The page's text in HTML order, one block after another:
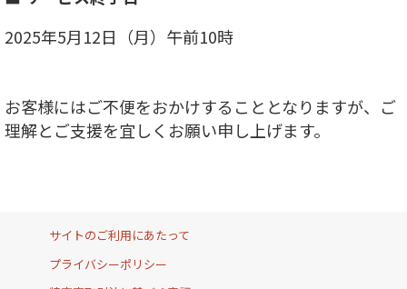
2025年5月12日（月）午前10時
お客様にはご不便をおかけすることとなりますが、ご
理解とご支援を宜しくお願い申し上げます。
サイトのご利用にあたって
プライバシーポリシー